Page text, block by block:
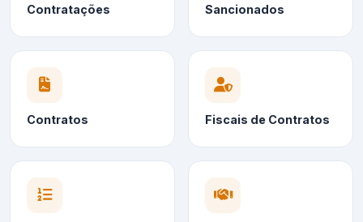
Contratações
Sancionados
Contratos Fiscais de Contratos